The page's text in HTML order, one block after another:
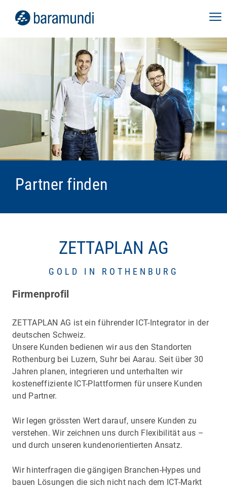
Partner finden
ZETTAPLAN AG
GOLD IN ROTHENBURG
Firmenprofil
ZETTAPLAN AG ist ein führender ICT-Integrator in der
deutschen Schweiz.
Unsere Kunden bedienen wir aus den Standorten
Rothenburg bei Luzern, Suhr bei Aarau. Seit über 30
Jahren planen, integrieren und unterhalten wir
kosteneffiziente ICT-Plattformen für unsere Kunden
und Partner.
Wir legen grössten Wert darauf, unsere Kunden zu
verstehen. Wir zeichnen uns durch Flexibilität aus –
und durch unseren kundenorientierten Ansatz.
Wir hinterfragen die gängigen Branchen-Hypes und
bauen Lösungen die sich nicht nach dem ICT-Markt